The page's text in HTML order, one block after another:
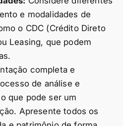
e modalidades de
o CDC (Crédito Direto
Leasing, que podem
completa e
de análise e
que pode ser um
Apresente todos os